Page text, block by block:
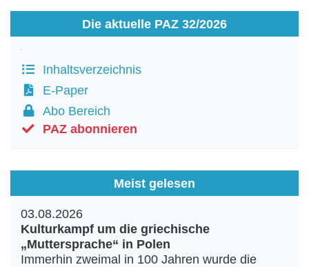
Die aktuelle PAZ 32/2026
Inhaltsverzeichnis
E-Paper
Abo Bereich
PAZ abonnieren
Meist gelesen
03.08.2026
Kulturkampf um die griechische
„Muttersprache“ in Polen
Immerhin zweimal in 100 Jahren wurde die